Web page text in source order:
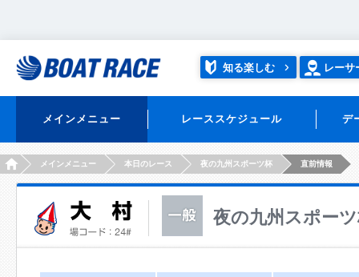
知る楽しむ レーサ
メインメニュー レーススケジュール デ
HOMEメインメニュー 本日のレース 夜の九州スポーツ杯 直前情報
夜の九州スポー